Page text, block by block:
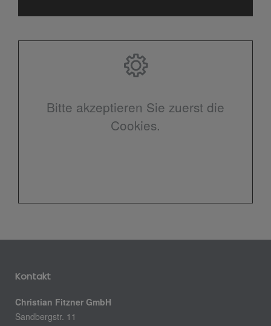
Bitte akzeptieren Sie zuerst die
Cookies.
Kontakt
Christian Fitzner GmbH
Sandbergstr. 11